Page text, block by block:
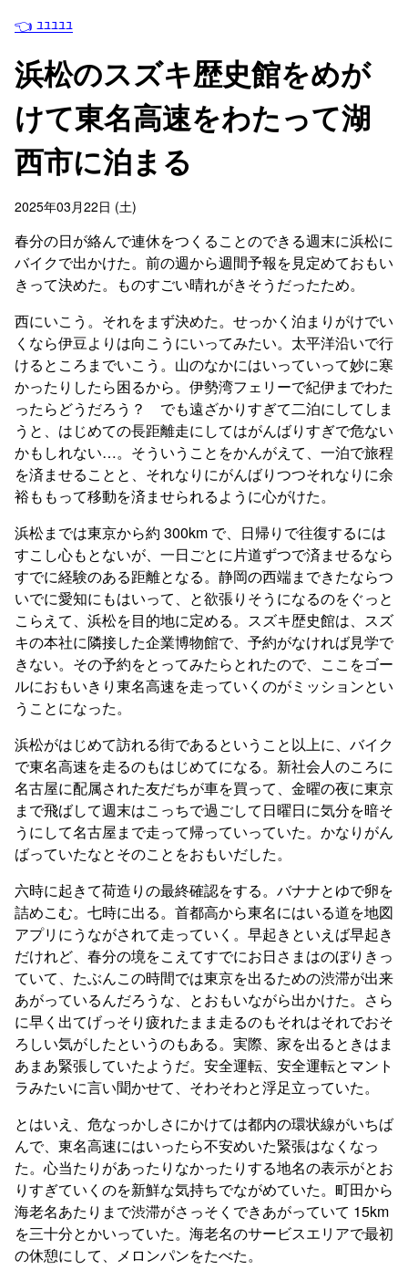
👈 ﾕﾕﾕﾕﾕ
浜松のスズキ歴史館をめが
けて東名高速をわたって湖
西市に泊まる
2025年03月22日 (土)
春分の日が絡んで連休をつくることのできる週末に浜松に
バイクで出かけた。前の週から週間予報を見定めておもい
きって決めた。ものすごい晴れがきそうだったため。
西にいこう。それをまず決めた。せっかく泊まりがけでい
くなら伊豆よりは向こうにいってみたい。太平洋沿いで行
けるところまでいこう。山のなかにはいっていって妙に寒
かったりしたら困るから。伊勢湾フェリーで紀伊までわた
ったらどうだろう？ でも遠ざかりすぎて二泊にしてしま
うと、はじめての長距離走にしてはがんばりすぎで危ない
かもしれない…。そういうことをかんがえて、一泊で旅程
を済ませることと、それなりにがんばりつつそれなりに余
裕ももって移動を済ませられるように心がけた。
浜松までは東京から約 300km で、日帰りで往復するには
すこし心もとないが、一日ごとに片道ずつで済ませるなら
すでに経験のある距離となる。静岡の西端まできたならつ
いでに愛知にもはいって、と欲張りそうになるのをぐっと
こらえて、浜松を目的地に定める。スズキ歴史館は、スズ
キの本社に隣接した企業博物館で、予約がなければ見学で
きない。その予約をとってみたらとれたので、ここをゴー
ルにおもいきり東名高速を走っていくのがミッションとい
うことになった。
浜松がはじめて訪れる街であるということ以上に、バイク
で東名高速を走るのもはじめてになる。新社会人のころに
名古屋に配属された友だちが車を買って、金曜の夜に東京
まで飛ばして週末はこっちで過ごして日曜日に気分を暗そ
うにして名古屋まで走って帰っていっていた。かなりがん
ばっていたなとそのことをおもいだした。
六時に起きて荷造りの最終確認をする。バナナとゆで卵を
詰めこむ。七時に出る。首都高から東名にはいる道を地図
アプリにうながされて走っていく。早起きといえば早起き
だけれど、春分の境をこえてすでにお日さまはのぼりきっ
ていて、たぶんこの時間では東京を出るための渋滞が出来
あがっているんだろうな、とおもいながら出かけた。さら
に早く出てげっそり疲れたまま走るのもそれはそれでおそ
ろしい気がしたというのもある。実際、家を出るときはま
あまあ緊張していたようだ。安全運転、安全運転とマント
ラみたいに言い聞かせて、そわそわと浮足立っていた。
とはいえ、危なっかしさにかけては都内の環状線がいちば
んで、東名高速にはいったら不安めいた緊張はなくなっ
た。心当たりがあったりなかったりする地名の表示がとお
りすぎていくのを新鮮な気持ちでながめていた。町田から
海老名あたりまで渋滞がさっそくできあがっていて 15km
を三十分とかいっていた。海老名のサービスエリアで最初
の休憩にして、メロンパンをたべた。